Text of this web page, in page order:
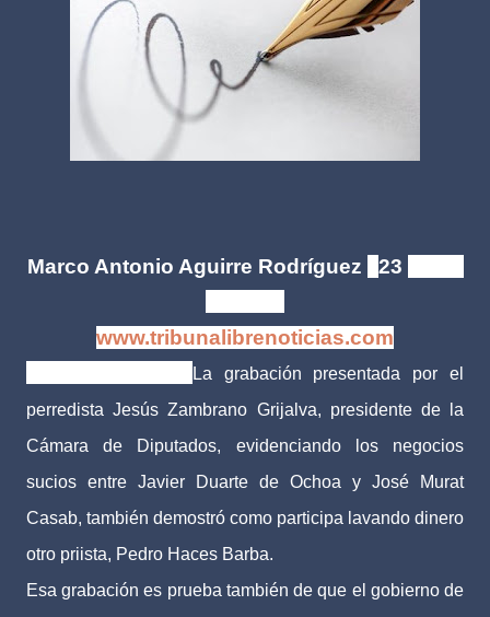
Marco Antonio Aguirre Rodríguez 23
www.tribunalibrenoticias.com
La grabación presentada por el
perredista Jesús Zambrano Grijalva, presidente de la
Cámara de Diputados, evidenciando los negocios
sucios entre Javier Duarte de Ochoa y José Murat
Casab, también demostró como participa lavando dinero
otro priista, Pedro Haces Barba.
Esa grabación es prueba también de que el gobierno de